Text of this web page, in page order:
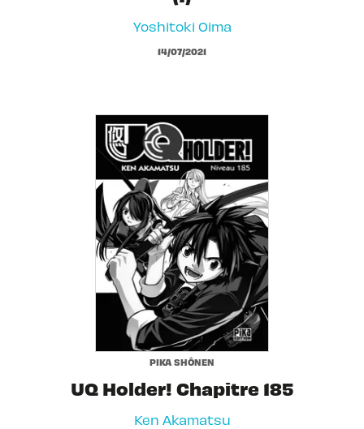
Yoshitoki Oima
14/07/2021
PIKA SHÔNEN
UQ Holder! Chapitre 185
Ken Akamatsu